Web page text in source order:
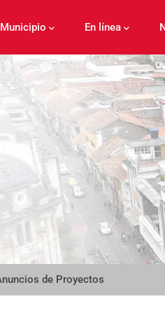
Municipio En línea
de Proyectos